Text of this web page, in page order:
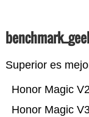
Superior es
Honor Magic
Honor Magic